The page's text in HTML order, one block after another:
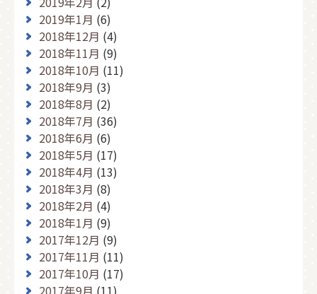
2019年1月 (6)
2018年12月 (4)
2018年11月 (9)
2018年10月 (11)
2018年9月 (3)
2018年8月 (2)
2018年7月 (36)
2018年6月 (6)
2018年5月 (17)
2018年4月 (13)
2018年3月 (8)
2018年2月 (4)
2018年1月 (9)
2017年12月 (9)
2017年11月 (11)
2017年10月 (17)
2017年9月 (11)